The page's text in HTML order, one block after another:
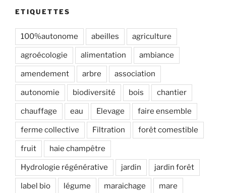
ETIQUETTES
100%autonome abeilles agriculture
agroécologie alimentation ambiance
amendement arbre association
autonomie biodiversité bois chantier
chauffage eau Elevage faire ensemble
ferme collective Filtration forêt comestible
fruit haie champêtre
Hydrologie régénérative jardin jardin forêt
label bio légume maraichage mare